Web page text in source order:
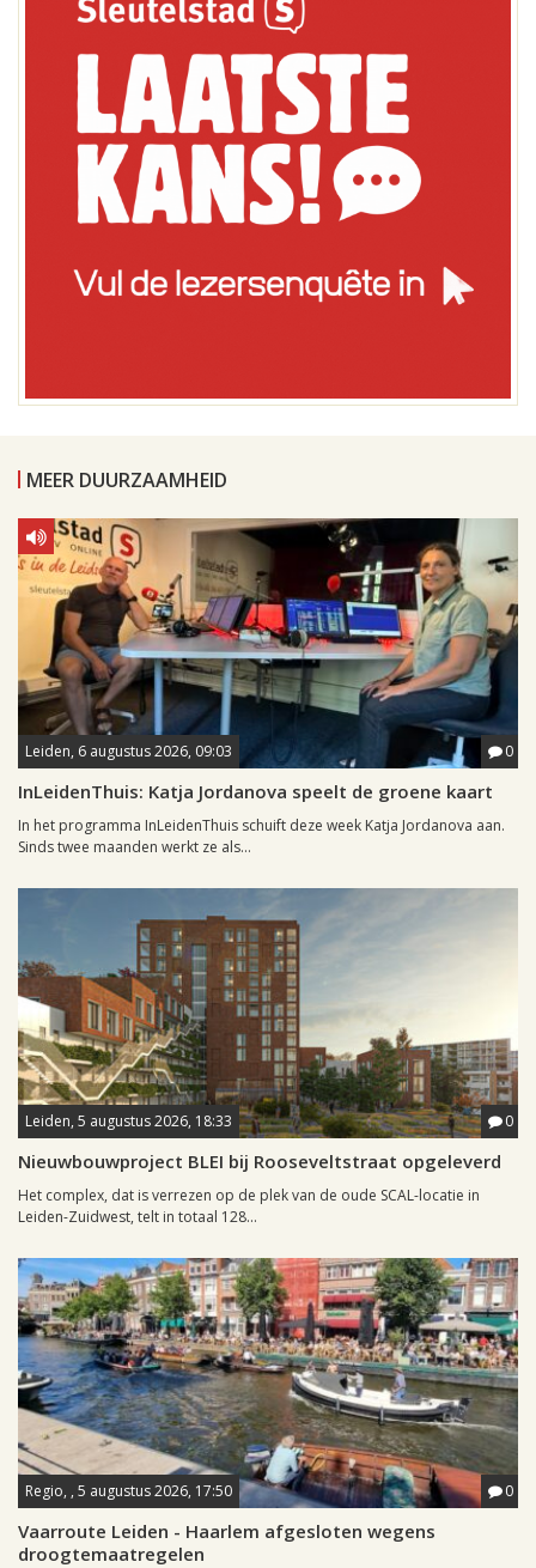
MEER DUURZAAMHEID
Leiden, 6 augustus 2026, 09:03 0
InLeidenThuis: Katja Jordanova speelt de groene kaart
In het programma InLeidenThuis schuift deze week Katja Jordanova aan.
Sinds twee maanden werkt ze als...
Leiden, 5 augustus 2026, 18:33 0
Nieuwbouwproject BLEI bij Rooseveltstraat opgeleverd
Het complex, dat is verrezen op de plek van de oude SCAL-locatie in
Leiden-Zuidwest, telt in totaal 128...
Regio, , 5 augustus 2026, 17:50 0
Vaarroute Leiden - Haarlem afgesloten wegens
droogtemaatregelen